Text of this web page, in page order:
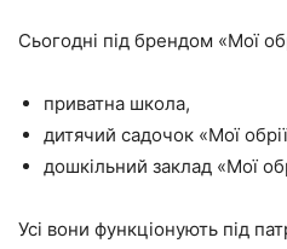
Сьогодні під брендом «Мої
приватна школа,
дитячий садочок «Мої
дошкільний заклад «Мої
Усі вони функціонують під